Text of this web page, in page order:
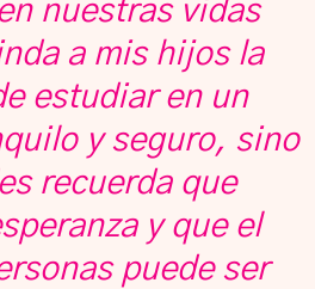
nuestras vidas
a mis hijos la
estudiar en un
y seguro, sino
recuerda que
y que el
puede ser